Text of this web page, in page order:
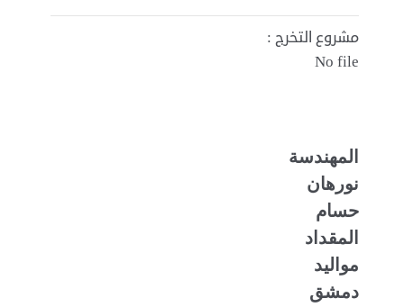
مشروع التخرج :
No file
المهندسة
نورهان
حسام
المقداد
مواليد
دمشق